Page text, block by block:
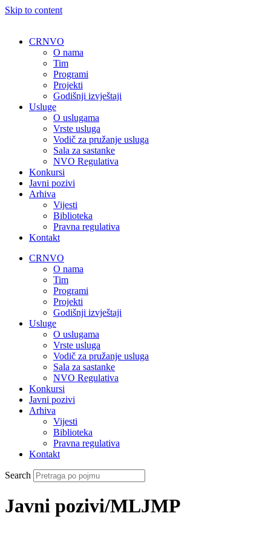
Skip to content
CRNVO
O nama
Tim
Programi
Projekti
Godišnji izvještaji
Usluge
O uslugama
Vrste usluga
Vodič za pružanje usluga
Sala za sastanke
NVO Regulativa
Konkursi
Javni pozivi
Arhiva
Vijesti
Biblioteka
Pravna regulativa
Kontakt
CRNVO
O nama
Tim
Programi
Projekti
Godišnji izvještaji
Usluge
O uslugama
Vrste usluga
Vodič za pružanje usluga
Sala za sastanke
NVO Regulativa
Konkursi
Javni pozivi
Arhiva
Vijesti
Biblioteka
Pravna regulativa
Kontakt
Search
Javni pozivi/MLJMP